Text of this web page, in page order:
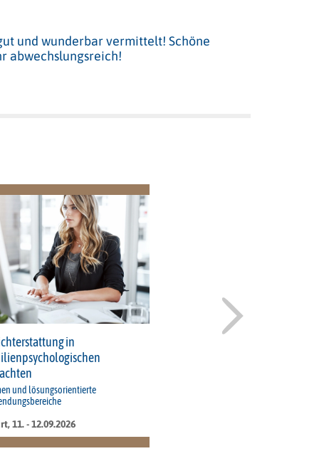
und wunderbar vermittelt! Schöne
abwechslungsreich!
in
und lösungsorientierte
11. - 12.09.2026